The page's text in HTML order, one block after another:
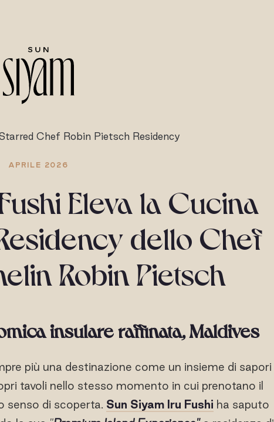
Chef Robin Pietsch Residency
APRILE 2026
Eleva la Cucina
dello Chef
Robin Pietsch
insulare raffinata, Maldives
più una destinazione come un insieme di sapori
tavoli nello stesso momento in cui prenotano il
senso di scoperta. Sun Siyam Iru Fushi ha saputo